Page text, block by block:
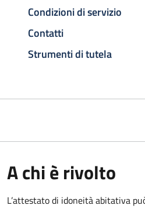
Condizioni di servizio
Contatti
Strumenti di tutela
A chi è rivolto
L’attestato di idoneità abitativa